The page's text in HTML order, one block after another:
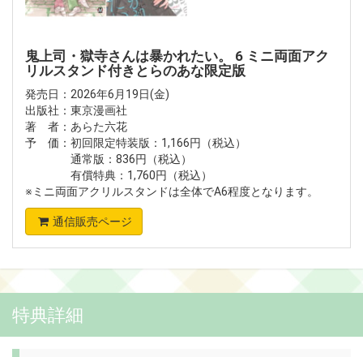
鬼上司・獄寺さんは暴かれたい。 6 ミニ両面アク
リルスタンド付きとらのあな限定版
発売日：2026年6月19日(金)
出版社：東京漫画社
著 者：あらた六花
予 価：初回限定特装版：1,166円（税込）
通常版：836円（税込）
有償特典：1,760円（税込）
※ミニ両面アクリルスタンドは全体でA6程度となります。
通信販売ページ
特典詳細